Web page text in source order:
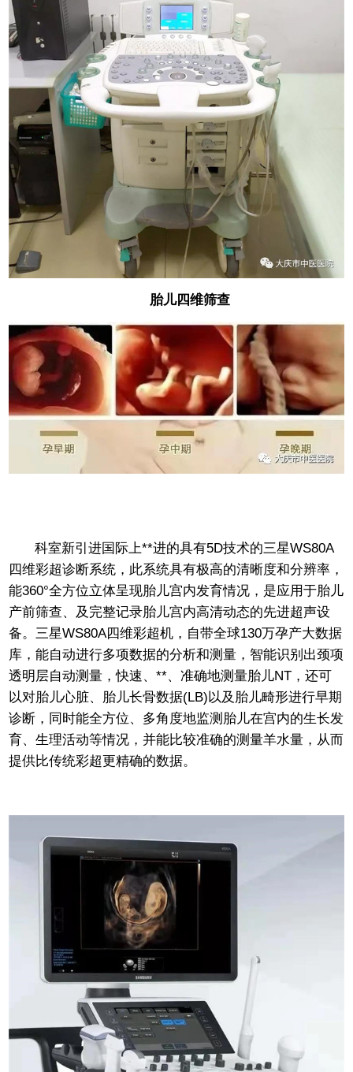
胎儿四维筛查
科室新引进国际上**进的具有5D技术的三星WS80A
四维彩超诊断系统，此系统具有极高的清晰度和分辨率，
能360°全方位立体呈现胎儿宫内发育情况，是应用于胎儿
产前筛查、及完整记录胎儿宫内高清动态的先进超声设
备。三星WS80A四维彩超机，自带全球130万孕产大数据
库，能自动进行多项数据的分析和测量，智能识别出颈项
透明层自动测量，快速、**、准确地测量胎儿NT，还可
以对胎儿心脏、胎儿长骨数据(LB)以及胎儿畸形进行早期
诊断，同时能全方位、多角度地监测胎儿在宫内的生长发
育、生理活动等情况，并能比较准确的测量羊水量，从而
提供比传统彩超更精确的数据。